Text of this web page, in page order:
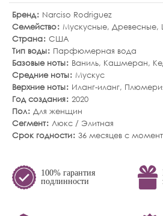
Бренд
Narciso Rodriguez
Семейство Мускусные, Древесные,
Страна США
Тип воды
Парфюмерная вода
Базовые ноты
Ваниль, Кашмеран,
Средние ноты Мускус
Верхние ноты
Иланг-иланг,
Год создания 2020
Пол Для женщин
Сегмент Люкс / Элитная
Срок годности 36 месяцев с
100% гарантия
подлинности